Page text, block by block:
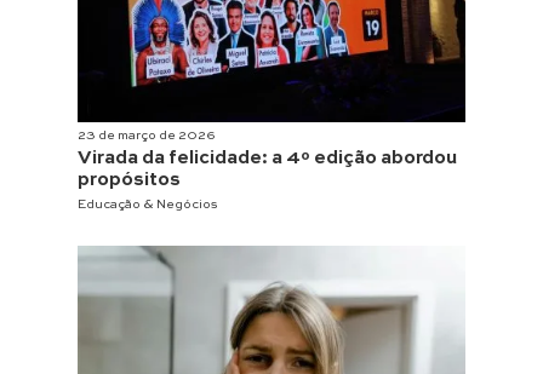
23 de março de 2026
Virada da felicidade: a 4º edição abordou
propósitos
Educação & Negócios